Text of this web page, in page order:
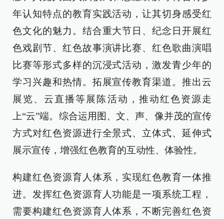
年认知特点的教育实践活动，让其切身感受红
色文化的魅力。结合重大节日、纪念日开展红
色戏剧节、红色故事演讲比赛、红色歌曲演唱
比赛等形式多样的沉浸式活动，激发青少年的
学习兴趣和热情。拓展宣传教育渠道。推出云
展览、云直播等展陈活动，推动红色资源走
上“云”端。综合运用图、文、声、像并茂的宣传
方式对红色资源进行全景式、立体式、延伸式
展示宣传，增强红色教育的互动性、体验性。
构建红色资源育人体系，实现红色教育一体推
进。发挥红色资源育人功能是一项系统工程，
需要构建红色资源育人体系，不断完善红色资